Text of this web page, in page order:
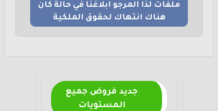
ملفات لذا المرجو ابلاغنا في حالة كان
هناك انتهاك لحقوق الملكية
جديد فروض جميع
المستويات